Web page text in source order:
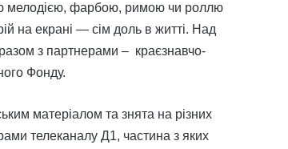
мелодією, фарбою, римою чи роллю
на екрані — сім доль в житті. Над
з партнерами – краєзнавчо-
Фонду.
матеріалом та знята на різних
телеканалу Д1, частина з яких